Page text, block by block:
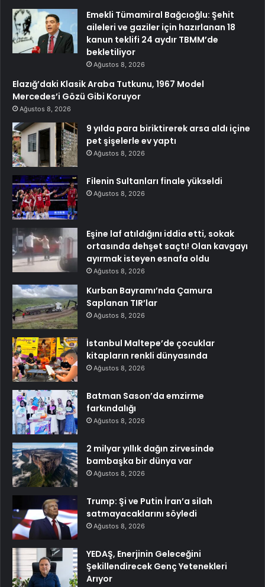
Emekli Tümamiral Bağcıoğlu: Şehit
aileleri ve gaziler için hazırlanan 18
kanun teklifi 24 aydır TBMM’de
bekletiliyor
Ağustos 8, 2026
Elazığ’daki Klasik Araba Tutkunu, 1967 Model
Mercedes’i Gözü Gibi Koruyor
Ağustos 8, 2026
9 yılda para biriktirerek arsa aldı içine
pet şişelerle ev yaptı
Ağustos 8, 2026
Filenin Sultanları finale yükseldi
Ağustos 8, 2026
Eşine laf atıldığını iddia etti, sokak
ortasında dehşet saçtı! Olan kavgayı
ayırmak isteyen esnafa oldu
Ağustos 8, 2026
Kurban Bayramı’nda Çamura
Saplanan TIR’lar
Ağustos 8, 2026
İstanbul Maltepe’de çocuklar
kitapların renkli dünyasında
Ağustos 8, 2026
Batman Sason’da emzirme
farkındalığı
Ağustos 8, 2026
2 milyar yıllık dağın zirvesinde
bambaşka bir dünya var
Ağustos 8, 2026
Trump: Şi ve Putin İran’a silah
satmayacaklarını söyledi
Ağustos 8, 2026
YEDAŞ, Enerjinin Geleceğini
Şekillendirecek Genç Yetenekleri
Arıyor